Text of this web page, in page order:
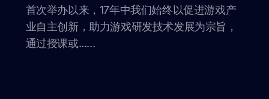
首次举办以来，17年中我们始终以促进游戏产
业自主创新，助力游戏研发技术发展为宗旨，
通过授课或......